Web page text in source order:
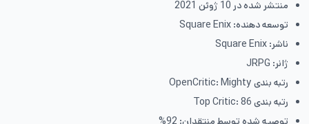
منتشر شده در 10 ژوئن 2021
توسعه دهنده: Square Enix
ناشر: Square Enix
ژانر: JRPG
رتبه بندی OpenCritic: Mighty
رتبه بندی Top Critic: 86
توصیه شده توسط منتقدان: 92%